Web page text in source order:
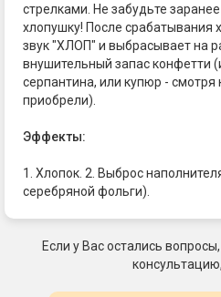
стрелками. Не забудьте
хлопушку! После срабатывания
звук "ХЛОП" и выбрасывает на
внушительный запас конфетти
серпантина, или купюр - смотря
приобрели).
Эффекты:
1. Хлопок. 2. Выброс
серебряной фольги).
Если у Вас остались